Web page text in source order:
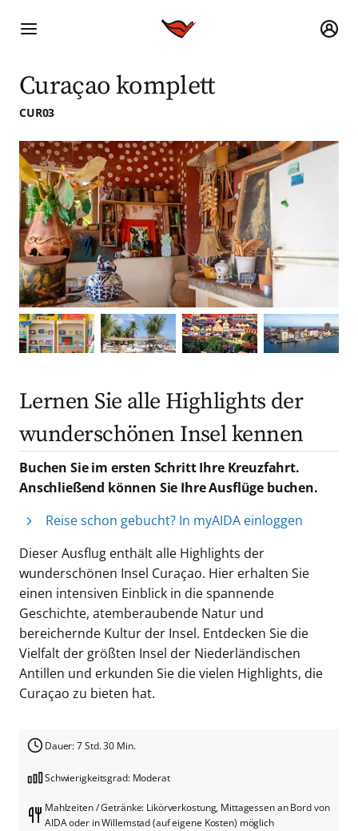
Curaçao komplett
CUR03
Lernen Sie alle Highlights der
wunderschönen Insel kennen
Buchen Sie im ersten Schritt Ihre Kreuzfahrt.
Anschließend können Sie Ihre Ausflüge buchen.
Reise schon gebucht? In myAIDA einloggen
Dieser Ausflug enthält alle Highlights der
wunderschönen Insel Curaçao. Hier erhalten Sie
einen intensiven Einblick in die spannende
Geschichte, atemberaubende Natur und
bereichernde Kultur der Insel. Entdecken Sie die
Vielfalt der größten Insel der Niederländischen
Antillen und erkunden Sie die vielen Highlights, die
Curaçao zu bieten hat.
Dauer: 7 Std. 30 Min.
Schwierigkeitsgrad: Moderat
Mahlzeiten / Getränke: Likörverkostung, Mittagessen an Bord von
AIDA oder in Willemstad (auf eigene Kosten) möglich